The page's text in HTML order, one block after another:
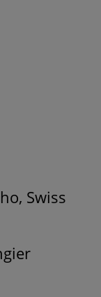
Swiss